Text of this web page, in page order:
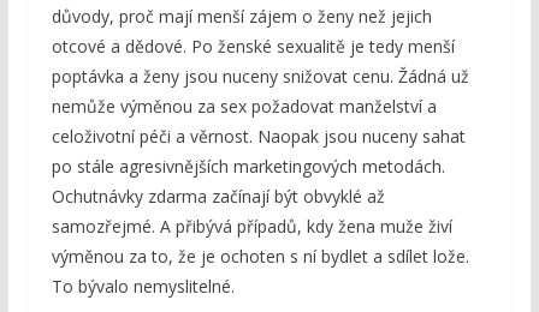
důvody, proč mají menší zájem o ženy než jejich
otcové a dědové. Po ženské sexualitě je tedy menší
poptávka a ženy jsou nuceny snižovat cenu. Žádná už
nemůže výměnou za sex požadovat manželství a
celoživotní péči a věrnost. Naopak jsou nuceny sahat
po stále agresivnějších marketingových metodách.
Ochutnávky zdarma začínají být obvyklé až
samozřejmé. A přibývá případů, kdy žena muže živí
výměnou za to, že je ochoten s ní bydlet a sdílet lože.
To bývalo nemyslitelné.